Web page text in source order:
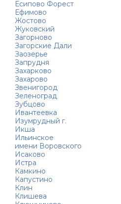
Есипово Форест
Ефимово
Жостово
Жуковский
Загорново
Загорские Дали
Заозерье
Запрудня
Захарково
Захарово
Звенигород
Зеленоград
Зубцово
Ивантеевка
Изумрудный г.
Икша
Ильинское
имени Воровского
Исаково
Истра
Камкино
Капустино
Клин
Клишева